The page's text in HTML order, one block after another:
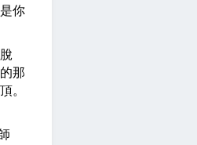
你
那
。